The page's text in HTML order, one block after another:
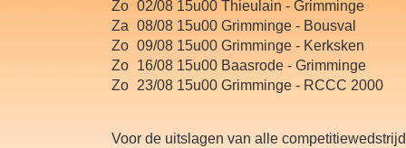
Zo 02/08 15u00 Thieulain - Grimminge
Za 08/08 15u00 Grimminge - Bousval
Zo 09/08 15u00 Grimminge - Kerksken
Zo
16/08 15u00 Baasrode - Grimminge
Zo
23/08 15u00 Grimminge - RCCC 2000
Voor de uitslagen van alle